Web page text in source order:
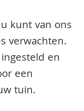
kunt van ons
verwachten.
en
een
tuin.